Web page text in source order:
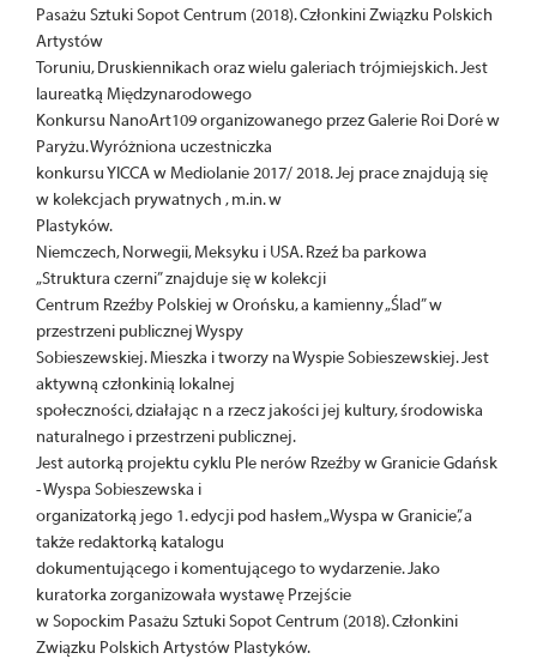
Pasażu Sztuki Sopot Centrum (2018). Członkini Związku Polskich
Artystów
Toruniu, Druskiennikach oraz wielu galeriach trójmiejskich. Jest
laureatką Międzynarodowego
Konkursu NanoArt109 organizowanego przez Galerie Roi Doré w
Paryżu. Wyróżniona uczestniczka
konkursu YICCA w Mediolanie 2017/ 2018. Jej prace znajdują się
w kolekcjach prywatnych , m.in. w
Plastyków.
Niemczech, Norwegii, Meksyku i USA. Rzeź ba parkowa
„Struktura czerni” znajduje się w kolekcji
Centrum Rzeźby Polskiej w Orońsku, a kamienny „Ślad” w
przestrzeni publicznej Wyspy
Sobieszewskiej. Mieszka i tworzy na Wyspie Sobieszewskiej. Jest
aktywną członkinią lokalnej
społeczności, działając n a rzecz jakości jej kultury, środowiska
naturalnego i przestrzeni publicznej.
Jest autorką projektu cyklu Ple nerów Rzeźby w Granicie Gdańsk
- Wyspa Sobieszewska i
organizatorką jego 1. edycji pod hasłem „Wyspa w Granicie”, a
także redaktorką katalogu
dokumentującego i komentującego to wydarzenie. Jako
kuratorka zorganizowała wystawę Przejście
w Sopockim Pasażu Sztuki Sopot Centrum (2018). Członkini
Związku Polskich Artystów Plastyków.